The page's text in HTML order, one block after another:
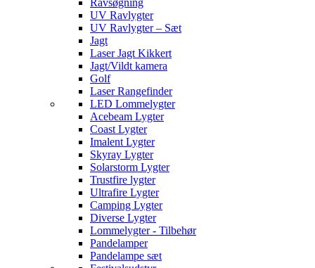
Ravsøgning
UV Ravlygter
UV Ravlygter – Sæt
Jagt
Laser Jagt Kikkert
Jagt/Vildt kamera
Golf
Laser Rangefinder
LED Lommelygter
Acebeam Lygter
Coast Lygter
Imalent Lygter
Skyray Lygter
Solarstorm Lygter
Trustfire lygter
Ultrafire Lygter
Camping Lygter
Diverse Lygter
Lommelygter - Tilbehør
Pandelamper
Pandelampe sæt